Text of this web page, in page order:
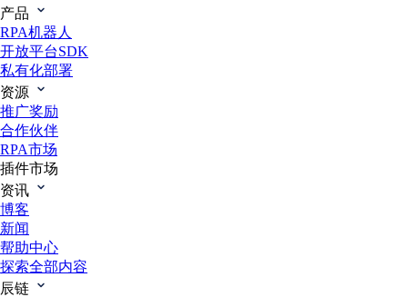
产品
RPA机器人
开放平台SDK
私有化部署
资源
推广奖励
合作伙伴
RPA市场
插件市场
资讯
博客
新闻
帮助中心
探索全部内容
辰链